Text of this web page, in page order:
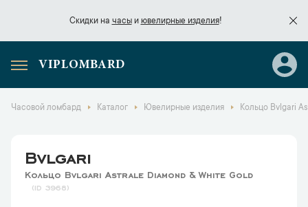
Скидки на часыи ювелирные изделия!
Скидки начасы
VIPLOMBARD
Часовой ломбард Каталог Ювелирные изделия Кольцо Bvlgari
Bvlgari
Кольцо Bvlgari Astrale Diamond & White Gold
3968